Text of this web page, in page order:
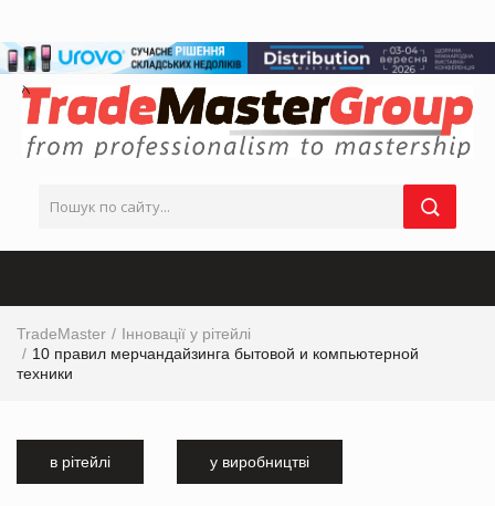
TradeMaster
Інновації у рітейлі
10 правил мерчандайзинга бытовой и компьютерной
техники
в рітейлі у виробництві